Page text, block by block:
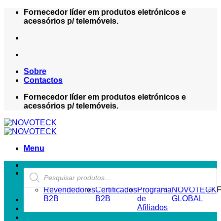
Skip
Fornecedor líder em produtos eletrónicos e
acessórios p/ telemóveis.
Sobre
Contactos
Fornecedor líder em produtos eletrónicos e
acessórios p/ telemóveis.
Menu
Products
search
ZONA REVENDEDOR-B2B
Revendedores
B2B
Certificados
B2B
Programa
de
Afiliados
NOVOTECK
GLOBAL